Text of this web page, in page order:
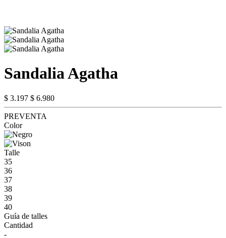
Sandalia Agatha
$ 3.197 $ 6.980
PREVENTA
Color
Talle
35
36
37
38
39
40
Guía de talles
Cantidad
-